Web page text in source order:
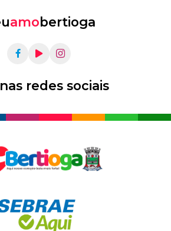
amobertioga
redes sociais